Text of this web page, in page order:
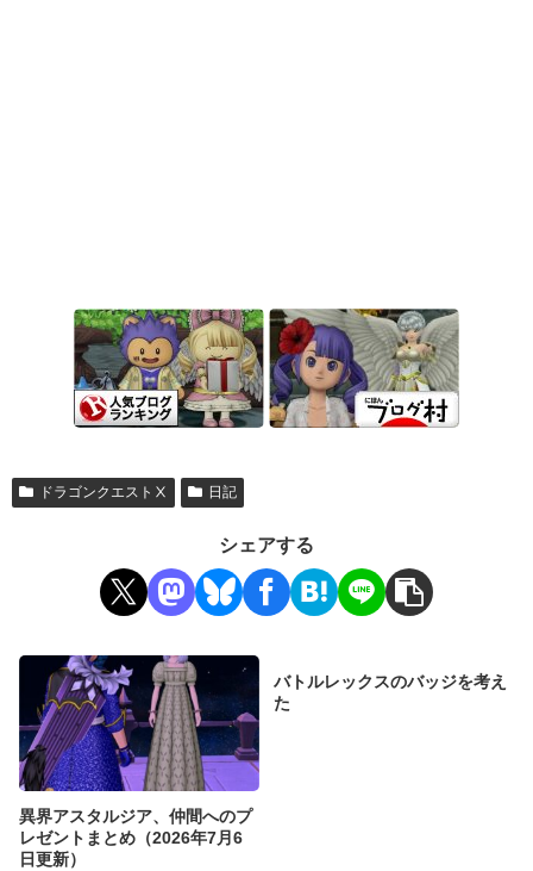
ドラゴンクエストⅩ 日記
シェアする
異界アスタルジア、仲間へのプ
レゼントまとめ（2026年7月6
日更新）
バトルレックスのバッジを考え
た